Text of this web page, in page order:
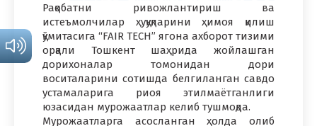
Рақобатни ривожлантириш ва
истеъмолчилар ҳуқуқларини ҳимоя қилиш
қўмитасига “FAIR TECH” ягона ахборот тизими
орқали Тошкент шаҳрида жойлашган
дорихоналар томонидан дори
воситаларини сотишда белгиланган савдо
устамаларига риоя этилмаётганлиги
юзасидан мурожаатлар келиб тушмоқда.
Мурожаатларга асосланган ҳолда олиб